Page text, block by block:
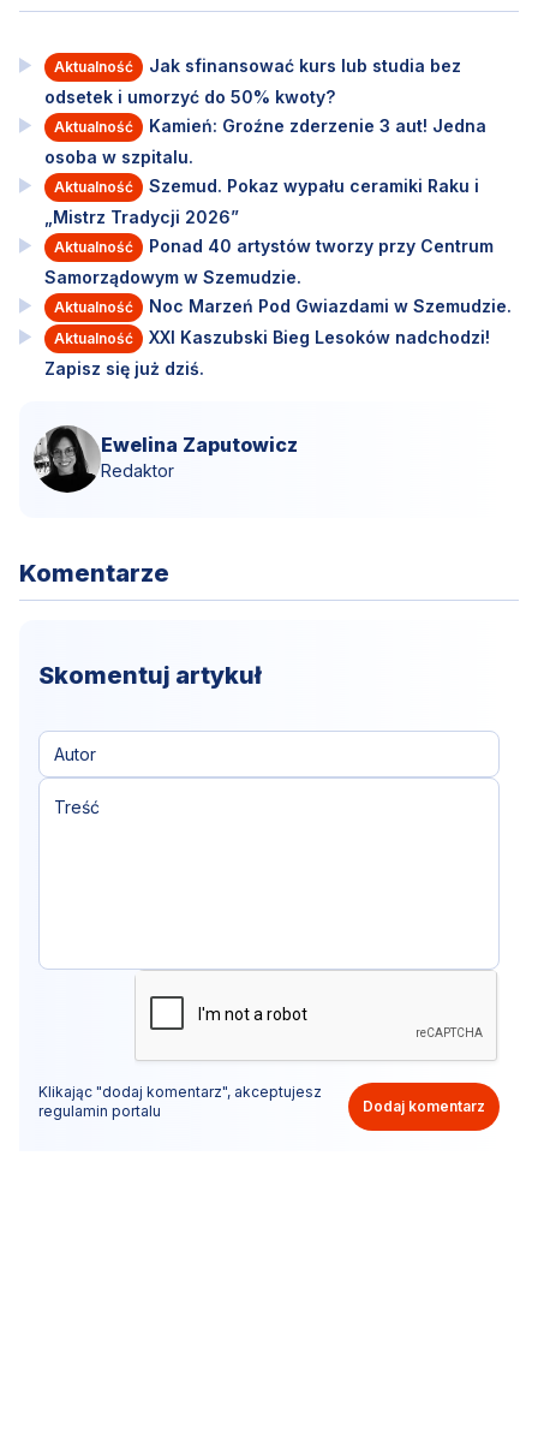
Aktualność
Jak sfinansować kurs lub studia bez
odsetek i umorzyć do 50% kwoty?
Aktualność
Kamień: Groźne zderzenie 3 aut! Jedna
osoba w szpitalu.
Aktualność
Szemud. Pokaz wypału ceramiki Raku i
„Mistrz Tradycji 2026”
Aktualność
Ponad 40 artystów tworzy przy Centrum
Samorządowym w Szemudzie.
Aktualność Noc Marzeń Pod Gwiazdami w Szemudzie.
Aktualność
XXI Kaszubski Bieg Lesoków nadchodzi!
Zapisz się już dziś.
Ewelina Zaputowicz
Redaktor
Komentarze
Skomentuj artykuł
Klikając "dodaj komentarz", akceptujesz
regulamin portalu
Dodaj komentarz